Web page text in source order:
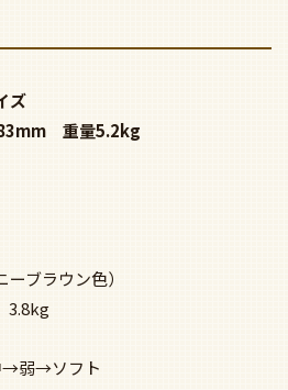
ズ
重量5.2kg
ブラウン色）
→弱→ソフト